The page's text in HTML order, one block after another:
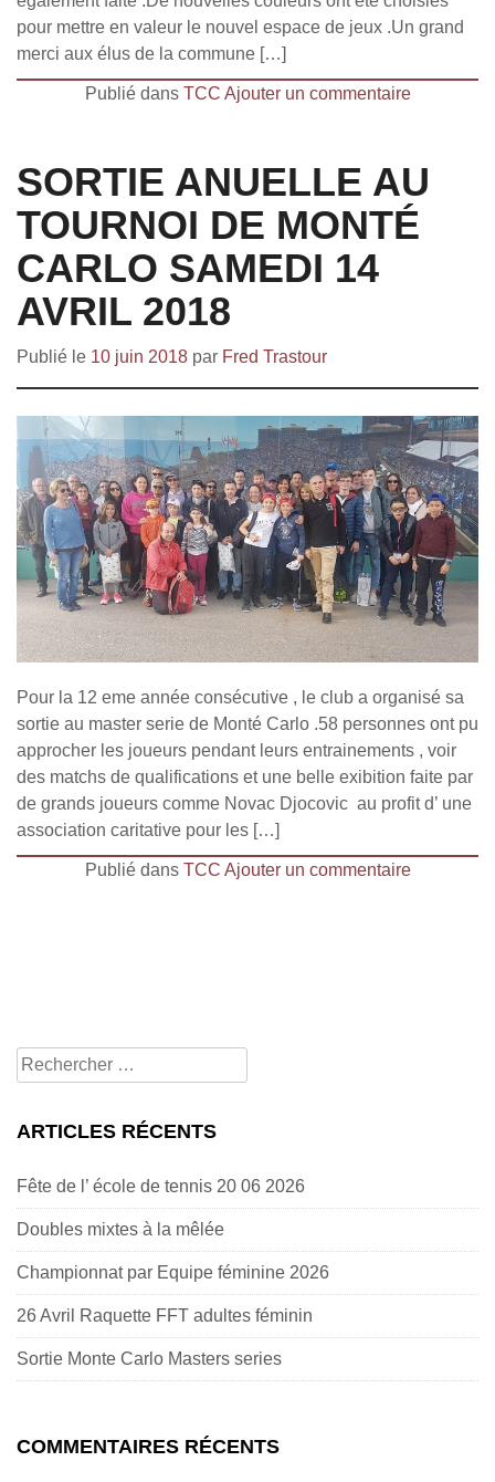
pour mettre en valeur le nouvel espace de jeux .Un grand
merci aux élus de la commune […]
Publié dans TCC Ajouter un commentaire
SORTIE ANUELLE AU
TOURNOI DE MONTÉ
CARLO SAMEDI 14
AVRIL 2018
Publié le 10 juin 2018 par Fred Trastour
Pour la 12 eme année consécutive , le club a organisé sa
sortie au master serie de Monté Carlo .58 personnes ont pu
approcher les joueurs pendant leurs entrainements , voir
des matchs de qualifications et une belle exibition faite par
de grands joueurs comme Novac Djocovic au profit d’ une
association caritative pour les […]
Publié dans TCC Ajouter un commentaire
Rechercher
pour:
ARTICLES RÉCENTS
Fête de l’ école de tennis 20 06 2026
Doubles mixtes à la mêlée
Championnat par Equipe féminine 2026
26 Avril Raquette FFT adultes féminin
Sortie Monte Carlo Masters series
COMMENTAIRES RÉCENTS